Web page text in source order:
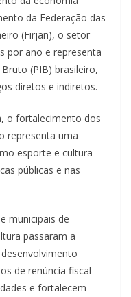
da Federação das
(Firjan), o setor
por ano e representa
(PIB) brasileiro,
diretos e indiretos.
o fortalecimento dos
representa uma
esporte e cultura
públicas e nas
municipais de
passaram a
de renúncia fiscal
e fortalecem